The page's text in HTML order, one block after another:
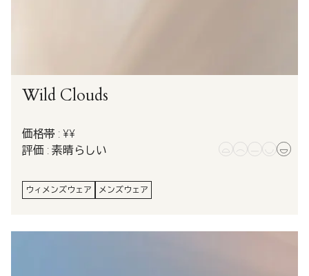
Wild Clouds
価格帯 : ¥¥
評価 : 素晴らしい
ウィメンズウェア メンズウェア